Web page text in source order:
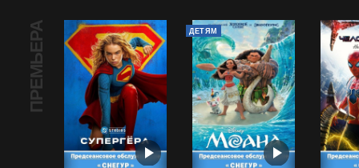
ПРЕМЬЕРА ДЕТЯМ